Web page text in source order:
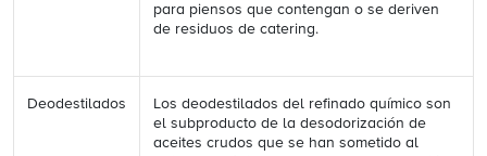
para piensos que contengan o se deriven
de residuos de catering.
Deodestilados
Los deodestilados del refinado químico son
el subproducto de la desodorización de
aceites crudos que se han sometido al